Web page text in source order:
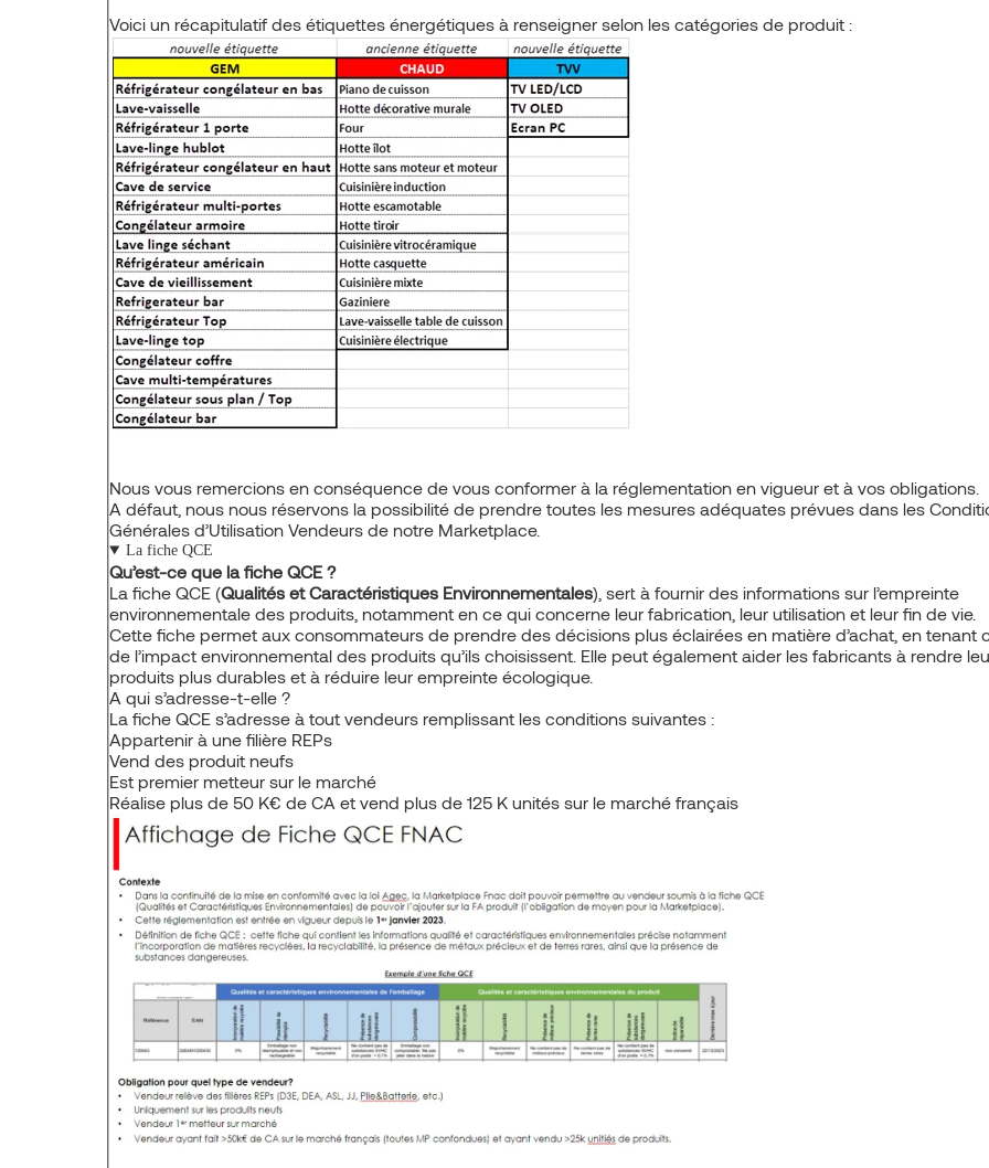
Voici un récapitulatif des étiquettes énergétiques à renseigner selon les catégories de produit :
Nous vous remercions en conséquence de vous conformer à la réglementation en vigueur et à vos obligations.
A défaut, nous nous réservons la possibilité de prendre toutes les mesures adéquates prévues dans les
Générales d’Utilisation Vendeurs de notre Marketplace.
La fiche QCE
Qu’est-ce que la fiche QCE ?
La fiche QCE (Qualités et Caractéristiques Environnementales), sert à fournir des informations sur l’empreinte
environnementale des produits, notamment en ce qui concerne leur fabrication, leur utilisation et leur fin de vie.
Cette fiche permet aux consommateurs de prendre des décisions plus éclairées en matière d’achat, en tenant
de l’impact environnemental des produits qu’ils choisissent. Elle peut également aider les fabricants à rendre
produits plus durables et à réduire leur empreinte écologique.
A qui s’adresse-t-elle ?
La fiche QCE s’adresse à tout vendeurs remplissant les conditions suivantes :
Appartenir à une filière REPs
Vend des produit neufs
Est premier metteur sur le marché
Réalise plus de 50 K€ de CA et vend plus de 125 K unités sur le marché français